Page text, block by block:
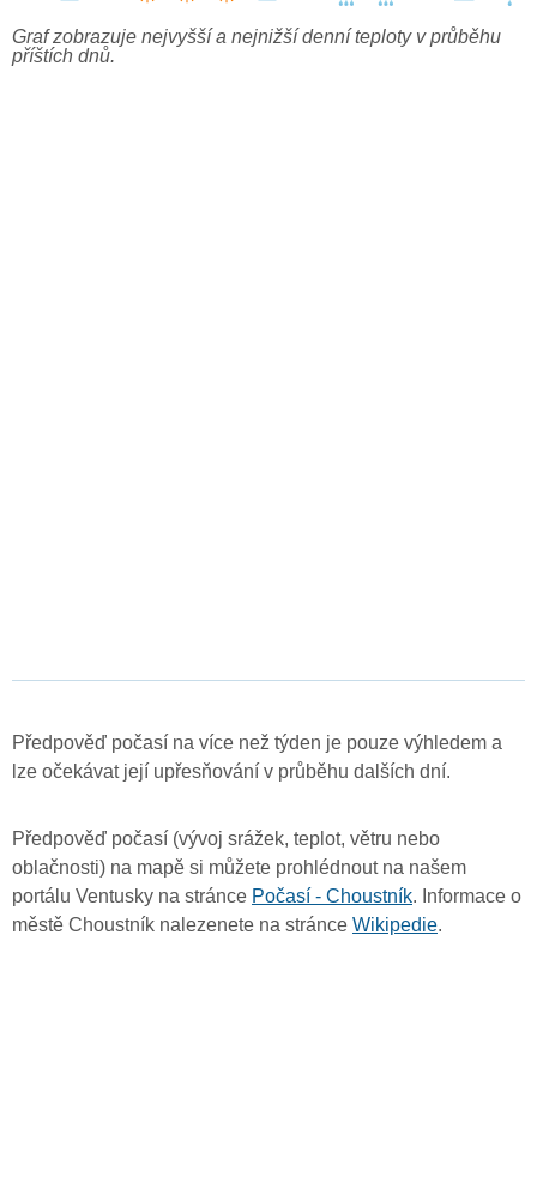
Graf zobrazuje nejvyšší a nejnižší denní teploty v průběhu
příštích dnů.
Předpověď počasí na více než týden je pouze výhledem a
lze očekávat její upřesňování v průběhu dalších dní.
Předpověď počasí (vývoj srážek, teplot, větru nebo
oblačnosti) na mapě si můžete prohlédnout na našem
portálu Ventusky na stránce Počasí - Choustník. Informace o
městě Choustník nalezenete na stránce Wikipedie.